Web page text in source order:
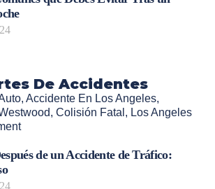
De Accidentes
, Accidente En Los Angeles,
, Colisión Fatal , Los Angeles
de un Accidente de Tráfico: